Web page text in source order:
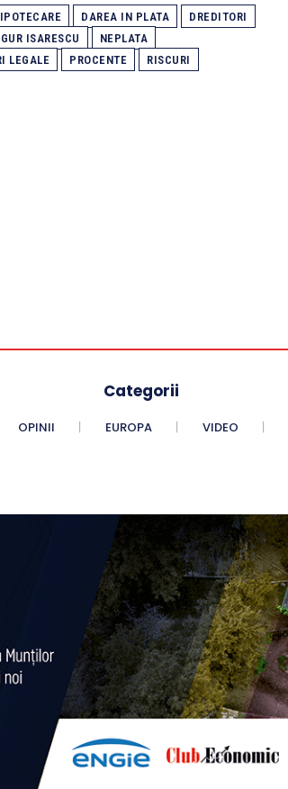
DAREA IN PLATA
DREDITORI
ISARESCU
NEPLATA
LEGALE PROCENTE
RISCURI
Categorii
OPINII EUROPA VIDEO